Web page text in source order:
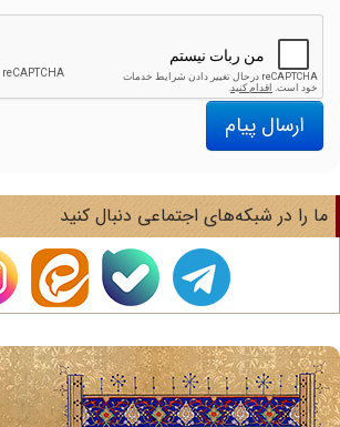
ارسال پیام
را در شبکه‌های اجتماعی دنبال کنید